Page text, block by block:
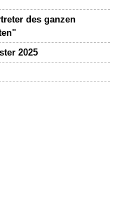
des ganzen
2025